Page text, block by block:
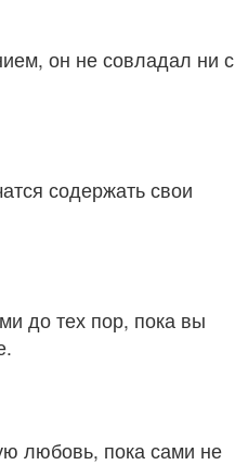
он не совладал ни с
содержать свои
до тех пор, пока вы
любовь, пока сами не